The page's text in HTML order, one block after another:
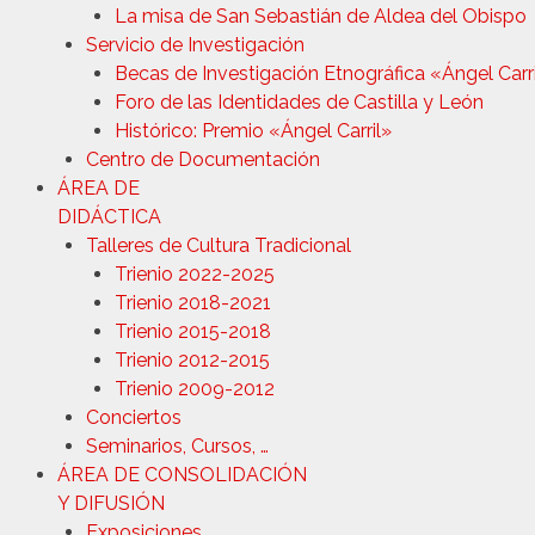
La misa de San Sebastián de Aldea del Obispo
Servicio de Investigación
Becas de Investigación Etnográfica «Ángel
Foro de las Identidades de Castilla y León
Histórico: Premio «Ángel Carril»
Centro de Documentación
ÁREA DE
DIDÁCTICA
Talleres de Cultura Tradicional
Trienio 2022-2025
Trienio 2018-2021
Trienio 2015-2018
Trienio 2012-2015
Trienio 2009-2012
Conciertos
Seminarios, Cursos, …
ÁREA DE CONSOLIDACIÓN
Y DIFUSIÓN